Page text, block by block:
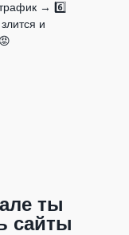
трафик → 6️⃣
и
ты
сайты